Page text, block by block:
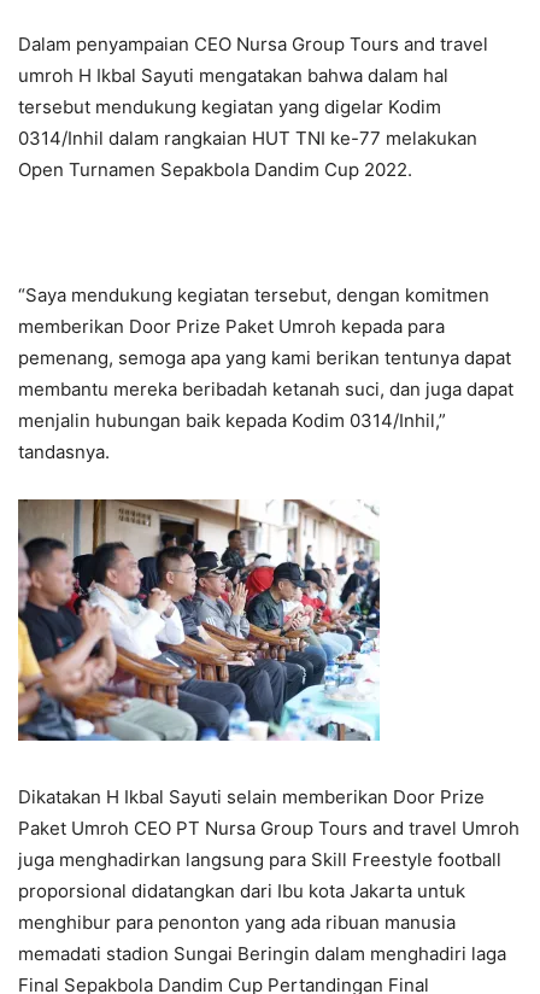
Dalam penyampaian CEO Nursa Group Tours and travel
umroh H Ikbal Sayuti mengatakan bahwa dalam hal
tersebut mendukung kegiatan yang digelar Kodim
0314/Inhil dalam rangkaian HUT TNI ke-77 melakukan
Open Turnamen Sepakbola Dandim Cup 2022.
“Saya mendukung kegiatan tersebut, dengan komitmen
memberikan Door Prize Paket Umroh kepada para
pemenang, semoga apa yang kami berikan tentunya dapat
membantu mereka beribadah ketanah suci, dan juga dapat
menjalin hubungan baik kepada Kodim 0314/Inhil,”
tandasnya.
Dikatakan H Ikbal Sayuti selain memberikan Door Prize
Paket Umroh CEO PT Nursa Group Tours and travel Umroh
juga menghadirkan langsung para Skill Freestyle football
proporsional didatangkan dari Ibu kota Jakarta untuk
menghibur para penonton yang ada ribuan manusia
memadati stadion Sungai Beringin dalam menghadiri laga
Final Sepakbola Dandim Cup Pertandingan Final